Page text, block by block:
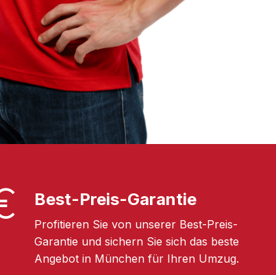
Best-Preis-Garantie
Profitieren Sie von unserer Best-Preis-
Garantie und sichern Sie sich das beste
Angebot in München für Ihren Umzug.